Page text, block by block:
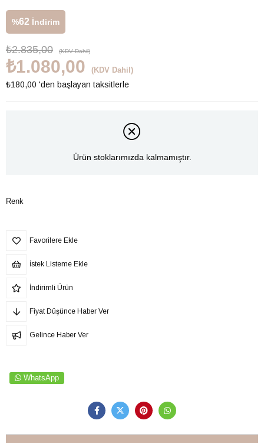
%62 İndirim
₺2.835,00 (KDV Dahil)
₺1.080,00 (KDV Dahil)
₺180,00 'den başlayan taksitlerle
Ürün stoklarımızda kalmamıştır.
Renk
Favorilere Ekle
İstek Listeme Ekle
İndirimli Ürün
Fiyat Düşünce Haber Ver
Gelince Haber Ver
WhatsApp